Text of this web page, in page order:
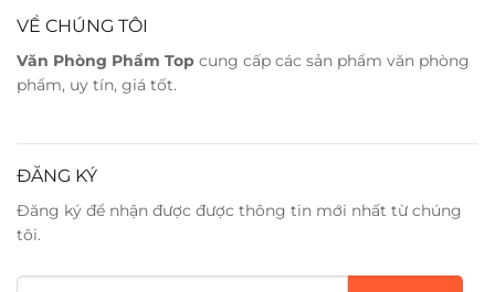
VỀ CHÚNG TÔI
Văn Phòng Phẩm Top cung cấp các sản phẩm văn phòng
phẩm, uy tín, giá tốt.
ĐĂNG KÝ
Đăng ký để nhận được được thông tin mới nhất từ chúng
tôi.